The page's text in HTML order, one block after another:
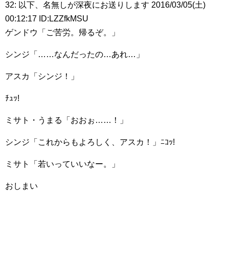
32: 以下、名無しが深夜にお送りします 2016/03/05(土)
00:12:17 ID:LZZfkMSU
ゲンドウ「ご苦労。帰るぞ。」
シンジ「……なんだったの…あれ…」
アスカ「シンジ！」
ﾁｭｯ!
ミサト・うまる「おおぉ……！」
シンジ「これからもよろしく、アスカ！」ﾆｺｯ!
ミサト「若いっていいなー。」
おしまい